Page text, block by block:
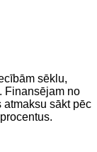
sēklu,
Finansējam no
sākt pēc